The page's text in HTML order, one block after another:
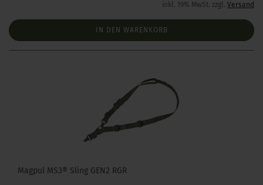
inkl. 19% MwSt. zzgl. Versand
IN DEN WARENKORB
Magpul MS3® Sling GEN2 RGR